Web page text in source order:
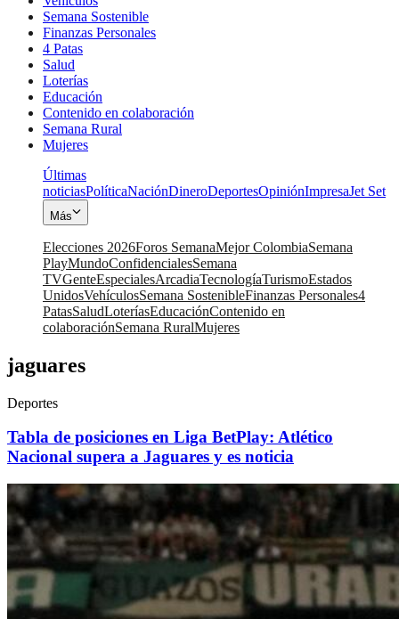
Semana Sostenible
Finanzas Personales
4 Patas
Salud
Loterías
Educación
Contenido en colaboración
Semana Rural
Mujeres
Últimas
noticiasPolíticaNaciónDineroDeportesOpiniónImpresaJet Set
Más
Elecciones 2026Foros SemanaMejor ColombiaSemana
PlayMundoConfidencialesSemana
TVGenteEspecialesArcadiaTecnologíaTurismoEstados
UnidosVehículosSemana SostenibleFinanzas Personales4
PatasSaludLoteríasEducaciónContenido en
colaboraciónSemana RuralMujeres
jaguares
Deportes
Tabla de posiciones en Liga BetPlay: Atlético
Nacional supera a Jaguares y es noticia